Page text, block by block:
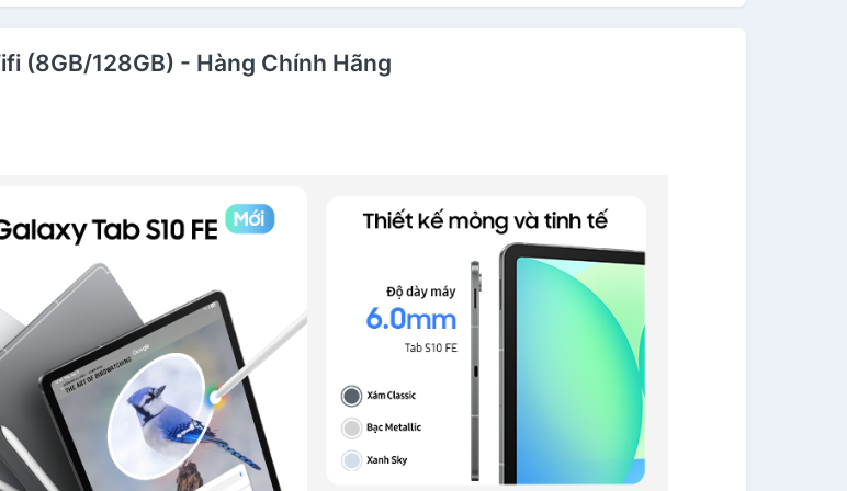
(8GB/128GB) - Hàng Chính Hãng